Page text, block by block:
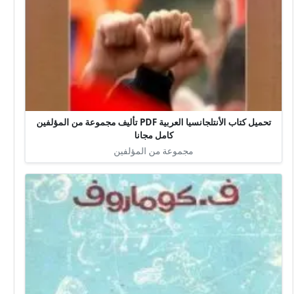
تحميل كتاب الأنتلجانسيا العربية PDF تأليف مجموعة من المؤلفين
كامل مجانا
مجموعة من المؤلفين